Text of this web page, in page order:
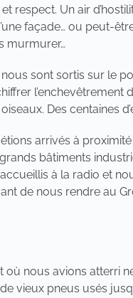
respect. Un air
façade… ou peut-
murmurer…
sont sortis sur le
Des centaines
étions arrivés à
bâtiments
à la radio et
de nous rendre au
où nous avions atterri
vieux pneus usés